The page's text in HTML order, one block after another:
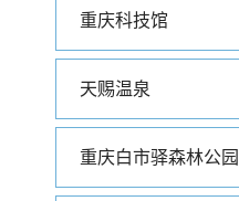
重庆科技馆
天赐温泉
重庆白市驿森林公园